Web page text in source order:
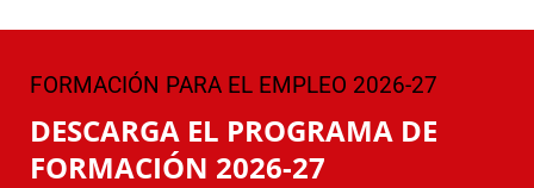
FORMACIÓN PARA EL EMPLEO 2026-27
DESCARGA EL PROGRAMA DE
FORMACIÓN 2026-27